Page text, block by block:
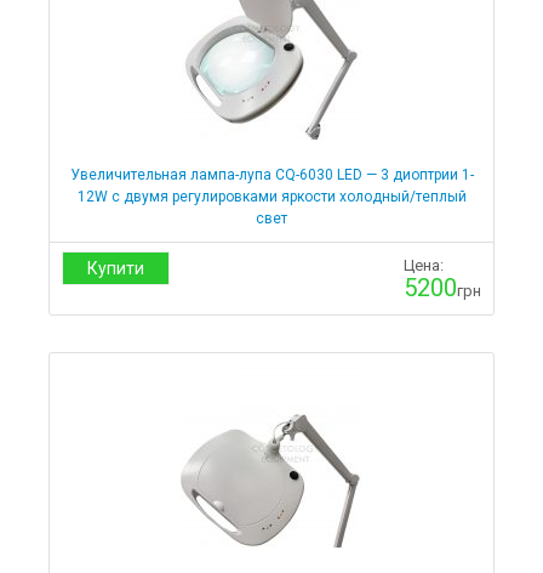
Хирургия
Отсасыватели хирургические
Коляски
Костыли и трости
Фетальные мониторы
Электрокардиографы
Увеличительная лампа-лупа CQ-6030 LED — 3 диоптрии 1-
12W с двумя регулировками яркости холодный/теплый
свет
Купити Цена:
5200грн